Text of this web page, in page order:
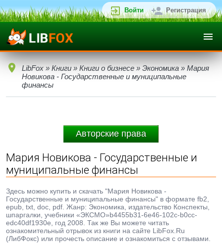
Войти Регистрация
LibFox » Книги » Книги о бизнесе » Экономика » Мария
Новикова - Государственные и муниципальные
финансы
Авторские права
Мария Новикова - Государственные и
муниципальные финансы
Здесь можно купить и скачать "Мария Новикова -
Государственные и муниципальные финансы" в формате fb2,
epub, txt, doc, pdf. Жанр: Экономика, издательство Конспекты,
шпаргалки, учебники «ЭКСМО»b4455b31-6e46-102c-b0cc-
edc40df1930e, год 2008. Так же Вы можете читать
ознакомительный отрывок из книги на сайте LibFox.Ru
(ЛибФокс) или прочесть описание и ознакомиться с отзывами.